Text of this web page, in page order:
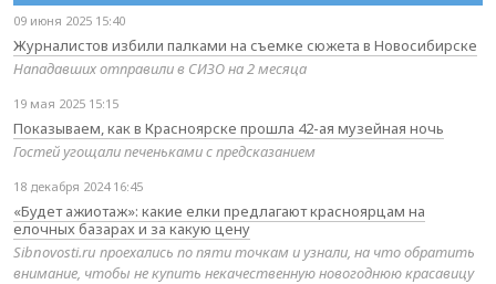
09 июня 2025 15:40
Журналистов избили палками на съемке сюжета в Новосибирске
Нападавших отправили в СИЗО на 2 месяца
19 мая 2025 15:15
Показываем, как в Красноярске прошла 42-ая музейная ночь
Гостей угощали печеньками с предсказанием
18 декабря 2024 16:45
«Будет ажиотаж»: какие елки предлагают красноярцам на
елочных базарах и за какую цену
Sibnovosti.ru проехались по пяти точкам и узнали, на что обратить
внимание, чтобы не купить некачественную новогоднюю красавицу